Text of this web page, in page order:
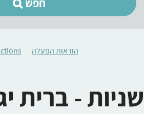
חפש
הוראות הפעלה
שניות - ברית